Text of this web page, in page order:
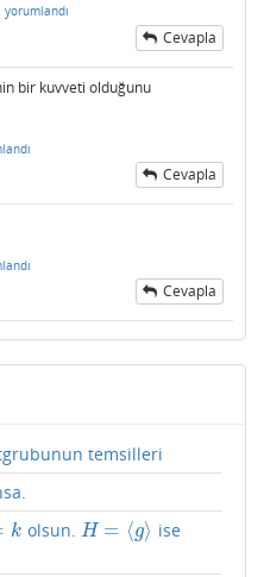
yorumlandı
Cevapla
bir kuvveti olduğunu
Cevapla
Cevapla
temsilleri
k olsun. H = ⟨g⟩
H= ⟨g⟩ ise